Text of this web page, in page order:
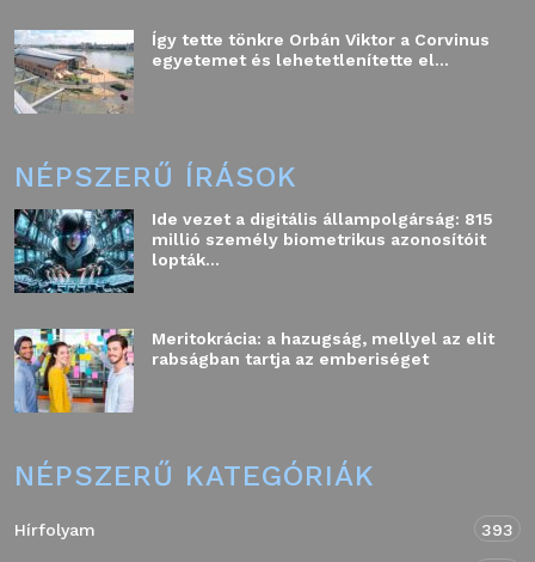
Így tette tönkre Orbán Viktor a Corvinus
egyetemet és lehetetlenítette el...
NÉPSZERŰ ÍRÁSOK
Ide vezet a digitális állampolgárság: 815
millió személy biometrikus azonosítóit
lopták...
Meritokrácia: a hazugság, mellyel az elit
rabságban tartja az emberiséget
NÉPSZERŰ KATEGÓRIÁK
Hírfolyam 393